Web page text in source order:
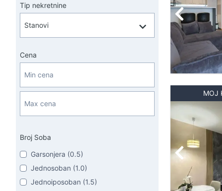
Tip nekretnine
Cena
Broj Soba
Garsonjera (0.5)
Jednosoban (1.0)
Jednoiposoban (1.5)
MOJ